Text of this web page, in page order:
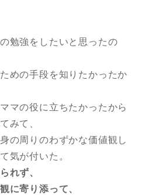
勉強をしたいと思ったの
めの手段を知りたかったか
マの役に立ちたかったから
みて、
の周りのわずかな価値観し
気が付いた。
れず、
に寄り添って、